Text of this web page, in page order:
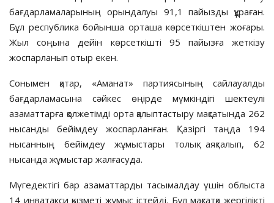
бағдарламаларының орындалуы 91,1 пайызды құраған.
Бұл республика бойынша орташа көрсеткіштен жоғары.
Жыл соңына дейін көрсеткішті 95 пайызға жеткізу
жоспарланып отыр екен.
Сонымен қатар, «Аманат» партиясының сайлауалды
бағдарламасына сәйкес өңірде мүмкіндігі шектеулі
азаматтарға қолжетімді орта қалыптастыру мақсатында 262
нысанды бейімдеу жоспарланған. Қазіргі таңда 194
нысанның бейімдеу жұмыстары толық аяқталып, 62
нысанда жұмыстар жалғасуда.
Мүгедектігі бар азаматтарды тасымалдау үшін облыста
14 инватакси қызметі жұмыс істейді. Бұл мақсатқа жергілікті